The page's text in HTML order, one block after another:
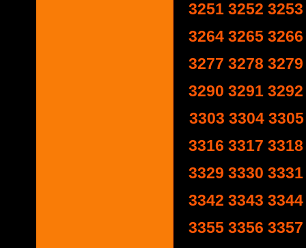
3251 3252 3253
3264 3265 3266
3277 3278 3279
3290 3291 3292
3303 3304 3305
3316 3317 3318
3329 3330 3331
3342 3343 3344
3355 3356 3357